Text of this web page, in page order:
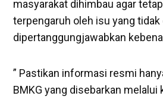
masyarakat dihimbau agar
terpengaruh oleh isu yang tidak
dipertanggungjawabkan
” Pastikan informasi resmi
BMKG yang disebarkan melalui